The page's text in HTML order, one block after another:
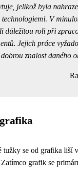
jelikož byla
V
důležitou roli při
Jejich práce
znalost daného
tužky se od grafika liší
grafik se